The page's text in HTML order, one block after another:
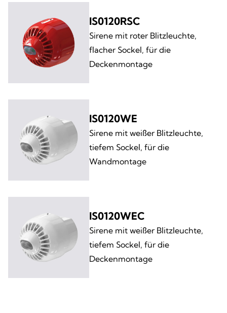
IS0120RSC
Sirene mit roter Blitzleuchte,
flacher Sockel, für die
Deckenmontage
IS0120WE
Sirene mit weißer Blitzleuchte,
tiefem Sockel, für die
Wandmontage
IS0120WEC
Sirene mit weißer Blitzleuchte,
tiefem Sockel, für die
Deckenmontage